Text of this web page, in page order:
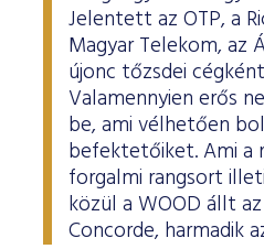
Jelentett az OTP, a
Magyar Telekom, az
újonc tőzsdei
Valamennyien erős
be, ami vélhetően
befektetőiket. Ami a
forgalmi rangsort
közül a WOOD állt
Concorde, harmadik